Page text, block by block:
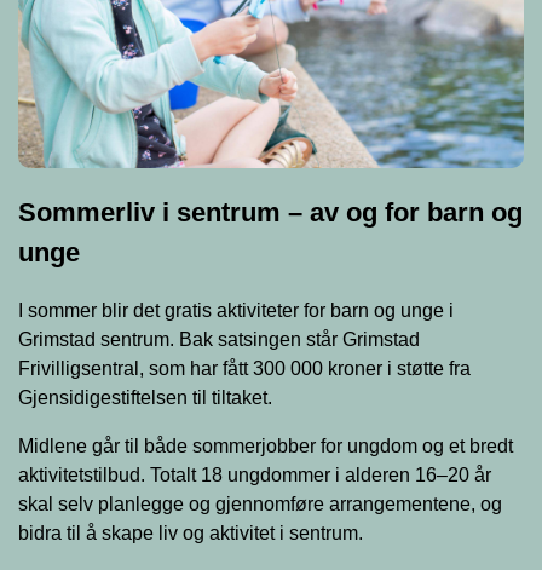
Sommerliv i sentrum – av og for barn og
unge
I sommer blir det gratis aktiviteter for barn og unge i
Grimstad sentrum. Bak satsingen står Grimstad
Frivilligsentral, som har fått 300 000 kroner i støtte fra
Gjensidigestiftelsen til tiltaket.
Midlene går til både sommerjobber for ungdom og et bredt
aktivitetstilbud. Totalt 18 ungdommer i alderen 16–20 år
skal selv planlegge og gjennomføre arrangementene, og
bidra til å skape liv og aktivitet i sentrum.